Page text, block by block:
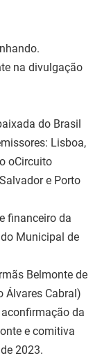
na divulgação
do Brasil
Lisboa,
oCircuito
e Porto
financeiro da
Municipal de
Belmonte de
Álvares Cabral)
da
e comitiva
2023.